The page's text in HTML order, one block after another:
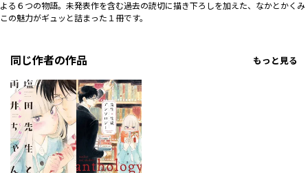
よる６つの物語。未発表作を含む過去の読切に描き下ろしを加えた、なかとかくみ
この魅力がギュッと詰まった１冊です。
同じ作者の作品 もっと見る